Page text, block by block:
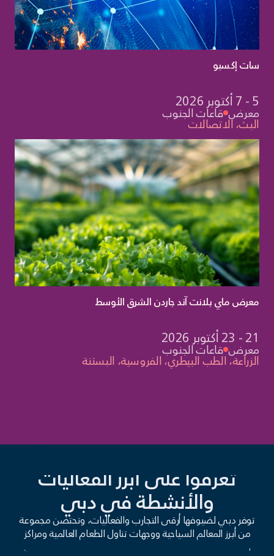
سات إكسبو
5 - 7 أكتوبر 2026
معرض قاعات الجنوب
البث، الاتصالات
معرض ماي بلانت آند جاردن الشرق الأوسط
21 - 23 أكتوبر 2026
معرض قاعات الجنوب
الزراعة، الطب البيطري، الفروسية، البستنة
تعرفوا على أبرز الفعاليات
والأنشطة في دبي
توفر دبي لضيوفها أرقى التجارب والفعاليات، وتحتضن مجموعة
من أبرز المعالم السياحية ووجهات تناول الطعام العالمية ومراكز
التسوق والترفيه، جميعها على مقربة من مركز دبي للمعارض.